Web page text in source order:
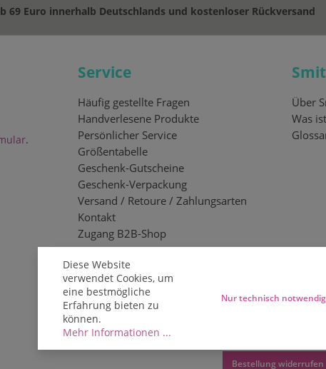
69 Euro innerhalb Deutschlands und kostenloser Rückversand
.
Service
Häufig gestellte Fragen
Handverlesene Produkte
Persönlicher Service
Größentabelle
Geschenk-Gutscheine
Geschenk-Verpackung
Versand / Retoure / Zahlungsarten
Kontakt
Zugang B2B-Shop
Über
Was
Bestellung widerrufen
Diese Website
verwendet Cookies, um
eine bestmögliche
Erfahrung bieten zu
können.
Mehr Informationen ...
Nur technisch